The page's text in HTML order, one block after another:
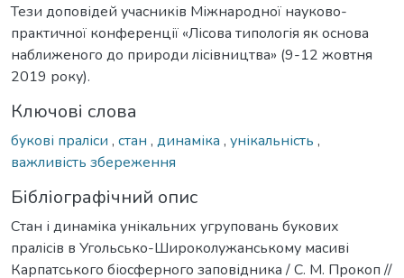
Тези доповідей учасників Міжнародної науково-
практичної конференції «Лісова типологія як основа
наближеного до природи лісівництва» (9-12 жовтня
2019 року).
Ключові слова
букові праліси , стан , динаміка , унікальність ,
важливість збереження
Бібліографічний опис
Стан і динаміка унікальних угруповань букових
пралісів в Угольсько-Широколужанському масиві
Карпатського біосферного заповідника / С. М. Прокоп //